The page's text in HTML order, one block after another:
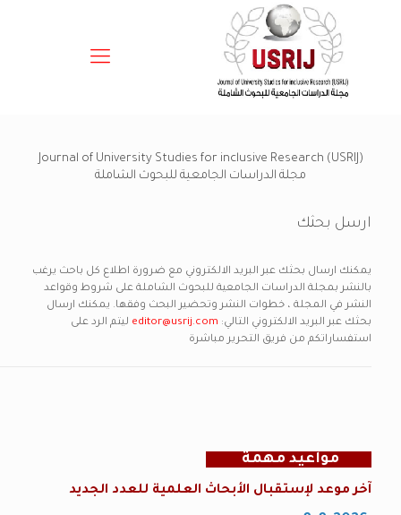
Journal of University Studies for inclusive Research (USRIJ)
مجلة الدراسات الجامعية للبحوث الشاملة
ارسل بحثك
يمكنك ارسال بحثك عبر البريد الالكتروني مع ضرورة اطلاع كل باحث يرغب
بالنشر بمجلة الدراسات الجامعية للبحوث الشاملة على شروط وقواعد
النشر في المجلة ، خطوات النشر وتحضير البحث وفقها. يمكنك ارسال
بحثك عبر البريد الالكتروني التالي: editor@usrij.com ليتم الرد على
استفساراتكم من فريق التحرير مباشرة
مواعيد مهمة
آخر موعد لإستقبال الأبحاث العلمية للعدد الجديد